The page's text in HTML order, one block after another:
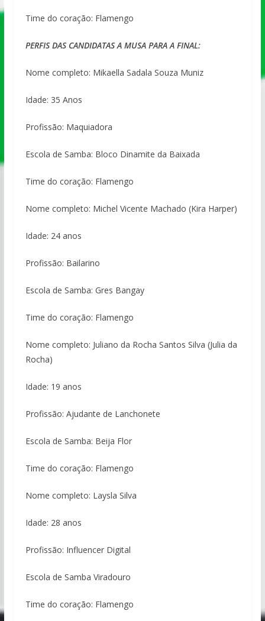
Time do coração: Flamengo
PERFIS DAS CANDIDATAS A MUSA PARA A FINAL:
Nome completo: Mikaella Sadala Souza Muniz
Idade: 35 Anos
Profissão: Maquiadora
Escola de Samba: Bloco Dinamite da Baixada
Time do coração: Flamengo
Nome completo: Michel Vicente Machado (Kira Harper)
Idade: 24 anos
Profissão: Bailarino
Escola de Samba: Gres Bangay
Time do coração: Flamengo
Nome completo: Juliano da Rocha Santos Silva (Julia da
Rocha)
Idade: 19 anos
Profissão: Ajudante de Lanchonete
Escola de Samba: Beija Flor
Time do coração: Flamengo
Nome completo: Laysla Silva
Idade: 28 anos
Profissão: Influencer Digital
Escola de Samba Viradouro
Time do coração: Flamengo